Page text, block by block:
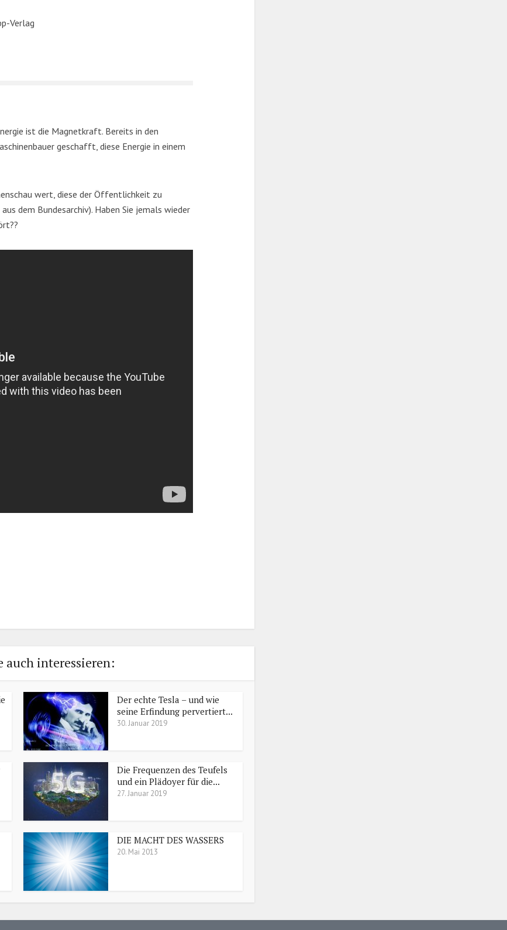
Verlag
ist die Magnetkraft. Bereits in den
geschafft, diese Energie in einem
wert, diese der Öffentlichkeit zu
dem Bundesarchiv). Haben Sie jemals wieder
auch interessieren:
Der echte Tesla – und wie
seine Erfindung pervertiert...
30. Januar 2019
Die Frequenzen des Teufels
und ein Plädoyer für die...
27. Januar 2019
DIE MACHT DES WASSERS
20. Mai 2013